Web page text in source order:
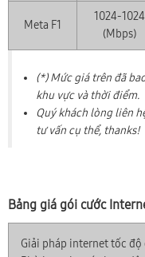
Meta F1
1024-1024
(Mbps)
(*) Mức giá trên đã
khu vực và thời điểm.
Quý khách lòng liên
tư vấn cụ thể, thanks!
Bảng giá gói cước
Giải pháp internet tốc